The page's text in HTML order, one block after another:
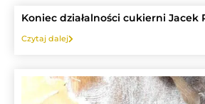
Koniec działalności cukierni Jacek
Czytaj dalej